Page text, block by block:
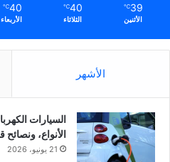
39
℃
الأثنين
40
℃
الثلاثاء
40
℃
الأربعاء
الأشهر
السيارات
الأنواع، ونصائح
21 يونيو، 2026